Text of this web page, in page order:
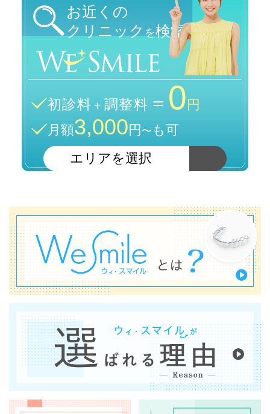
お近くの
クリニック を検索
初診料＋ 調整料 ＝ 0 円
月額3,000円〜 も可